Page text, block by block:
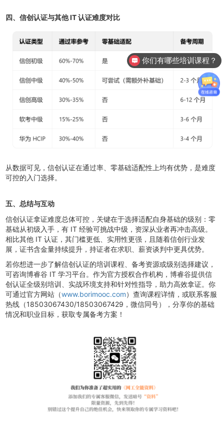
四、信创认证与其他 IT 认证难度对比
从数据可见，信创认证在通过率、零基础适配性上均有优势，是难度
可控的入门选择。
五、总结与互动
信创认证拿证难度总体可控，关键在于选择适配自身基础的级别：零
基础从初级入手，有 IT 经验可挑战中级，资深从业者再冲击高级。
相比其他 IT 认证，其门槛更低、实用性更强，且随着信创行业发
展，证书含金量持续提升，持证者在求职、薪资谈判中更具优势。
若你想进一步了解信创认证的培训课程、备考资源或级别选择建议，
可咨询博睿谷 IT 学习平台。作为官方授权合作机构，博睿谷提供信
创认证全级别培训、实战环境支持和针对性指导，助力高效拿证。你
可通过官方网站（www.borimooc.com）查询课程详情，或联系客服
热线（18503067430/18503067429，微信同号），分享你的基础
情况和职业目标，获取专属备考方案！
你们有哪些培训课程？